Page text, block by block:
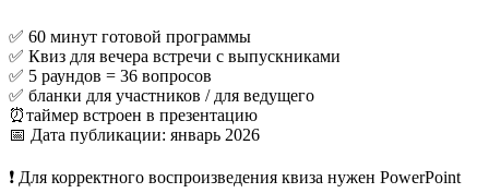
✅ 60 минут готовой программы
✅ Квиз для вечера встречи с выпускниками
✅ 5 раундов = 36 вопросов
✅ бланки для участников / для ведущего
⏰таймер встроен в презентацию
📅 Дата публикации: январь 2026
❗ Для корректного воспроизведения квиза нужен PowerPoint